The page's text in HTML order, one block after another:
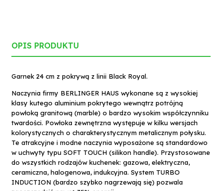
OPIS PRODUKTU
Garnek 24 cm z pokrywą z linii Black Royal.
Naczynia firmy BERLINGER HAUS wykonane są z wysokiej
klasy kutego aluminium pokrytego wewnątrz potrójną
powłoką granitową (marble) o bardzo wysokim współczynniku
twardości. Powłoka zewnętrzna występuje w kilku wersjach
kolorystycznych o charakterystycznym metalicznym połysku.
Te atrakcyjne i modne naczynia wyposażone są standardowo
w uchwyty typu SOFT TOUCH (silikon handle). Przystosowane
do wszystkich rodzajów kuchenek: gazowa, elektryczna,
ceramiczna, halogenowa, indukcyjna. System TURBO
INDUCTION (bardzo szybko nagrzewają się) pozwala